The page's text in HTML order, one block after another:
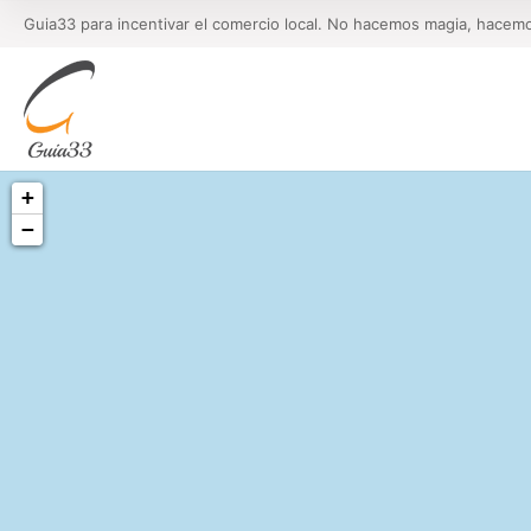
Guia33 para incentivar el comercio local. No hacemos magia,
+
−